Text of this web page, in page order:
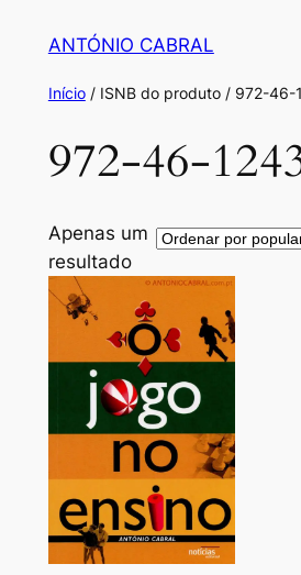
conteúdo
ANTÓNIO CABRAL
Início/ ISNB do produto / 972-46-
972-46-
Apenas um
resultado